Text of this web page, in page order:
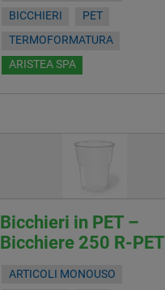
BICCHIERI
PET
TERMOFORMATURA
ARISTEA SPA
Bicchieri in PET –
Bicchiere 250 R-PET
ARTICOLI MONOUSO